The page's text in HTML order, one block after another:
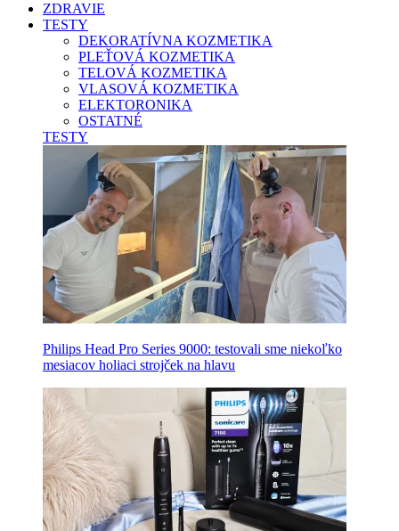
ZDRAVIE
TESTY
DEKORATÍVNA KOZMETIKA
PLEŤOVÁ KOZMETIKA
TELOVÁ KOZMETIKA
VLASOVÁ KOZMETIKA
ELEKTORONIKA
OSTATNÉ
TESTY
Philips Head Pro Series 9000: testovali sme niekoľko
mesiacov holiaci strojček na hlavu